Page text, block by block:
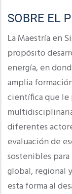
SOBRE EL
La Maestría en
propósito
energía, en
amplia
científica que le
diferentes
evaluación de
sostenibles
global, regional
esta forma al